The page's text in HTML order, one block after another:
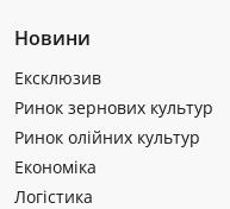
Новини
Ексклюзив
Ринок зернових культур
Ринок олійних культур
Економіка
Логістика